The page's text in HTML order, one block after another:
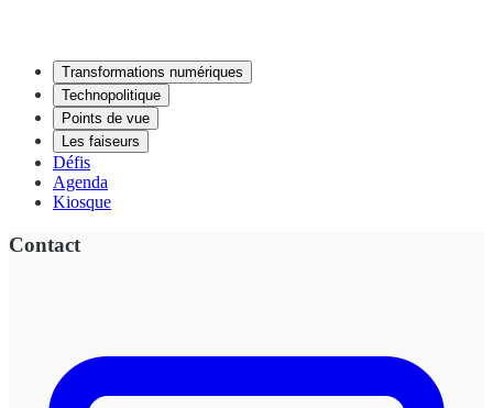
Transformations numériques
Technopolitique
Points de vue
Les faiseurs
Défis
Agenda
Kiosque
Contact